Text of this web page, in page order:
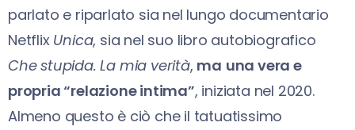
parlato e riparlato sia nel lungo documentario
Netflix Unica, sia nel suo libro autobiografico
Che stupida. La mia verità, ma una vera e
propria “relazione intima”, iniziata nel 2020.
Almeno questo è ciò che il tatuatissimo